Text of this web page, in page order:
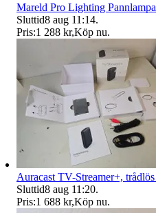
Mareld Pro Lighting Pannlampa
Sluttid8 aug 11:14.
Pris:1 288 kr,Köp nu.
Auracast TV-Streamer+,
Sluttid8 aug 11:20.
Pris:1 688 kr,Köp nu.